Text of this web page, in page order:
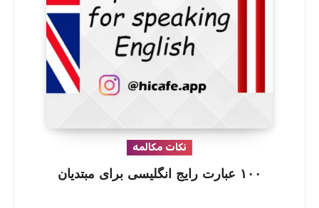
نکات مکالمه
۱۰۰ عبارت رایج انگلیسی برای مبتدیان